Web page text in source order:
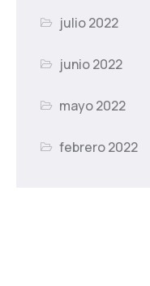
julio 2022
junio 2022
mayo 2022
febrero 2022